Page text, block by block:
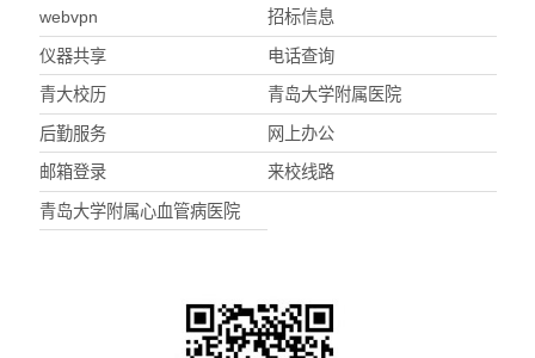
webvpn 招标信息
仪器共享 电话查询
青大校历 青岛大学附属医院
后勤服务 网上办公
邮箱登录 来校线路
青岛大学附属心血管病医院